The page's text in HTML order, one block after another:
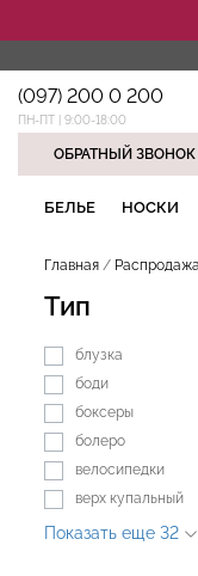
(097) 200 0 200
ПН-ПТ | 9:00-18:00
ОБРАТНЫЙ ЗВОНОК
БЕЛЬЕ НОСКИ
Главная Распродажа
Тип
блузка
боди
боксеры
болеро
велосипедки
верх купальный
Показать еще 32
НАШИ